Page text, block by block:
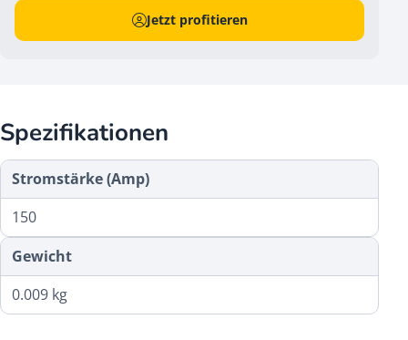
Jetzt profitieren
Spezifikationen
Stromstärke (Amp)
150
Gewicht
0.009 kg